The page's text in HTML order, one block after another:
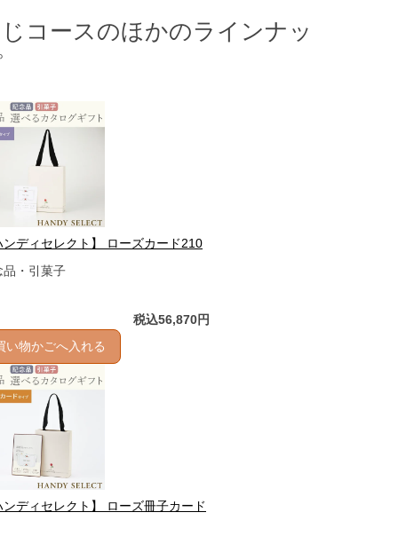
コースのほかのラインナッ
ンディセレクト】 ローズカード210
品・引菓子
税込56,870円
い物かごへ入れる
ンディセレクト】 ローズ冊子カード